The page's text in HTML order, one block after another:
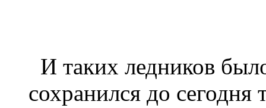
И таких ледников
сохранился до сегодня